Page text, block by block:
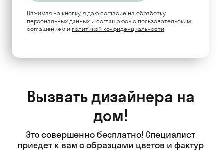
Нажимая на кнопку, я даю согласие на обработку
персональных данных и соглашаюсь c пользовательским
соглашением и политикой конфиденциальности
Вызвать дизайнера на
дом!
Это совершенно бесплатно! Специалист
приедет к вам с образцами цветов и фактур